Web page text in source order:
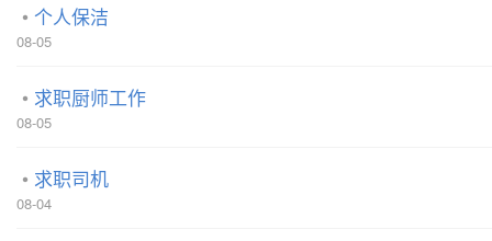
个人保洁
08-05
求职厨师工作
08-05
求职司机
08-04